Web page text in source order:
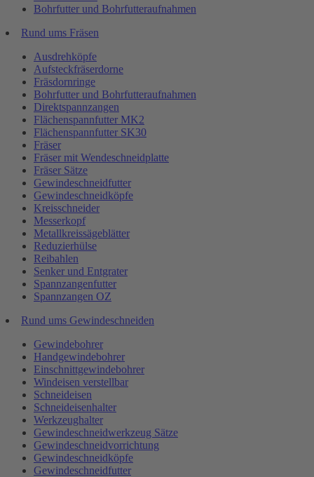
Bohrfutter und Bohrfutteraufnahmen
Rund ums Fräsen
Ausdrehköpfe
Aufsteckfräserdorne
Fräsdornringe
Bohrfutter und Bohrfutteraufnahmen
Direktspannzangen
Flächenspannfutter MK2
Flächenspannfutter SK30
Fräser
Fräser mit Wendeschneidplatte
Fräser Sätze
Gewindeschneidfutter
Gewindeschneidköpfe
Kreisschneider
Messerkopf
Metallkreissägeblätter
Reduzierhülse
Reibahlen
Senker und Entgrater
Spannzangenfutter
Spannzangen OZ
Rund ums Gewindeschneiden
Gewindebohrer
Handgewindebohrer
Einschnittgewindebohrer
Windeisen verstellbar
Schneideisen
Schneideisenhalter
Werkzeughalter
Gewindeschneidwerkzeug Sätze
Gewindeschneidvorrichtung
Gewindeschneidköpfe
Gewindeschneidfutter